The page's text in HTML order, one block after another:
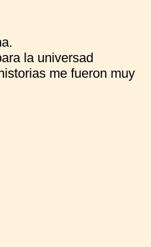
la universad
me fueron muy